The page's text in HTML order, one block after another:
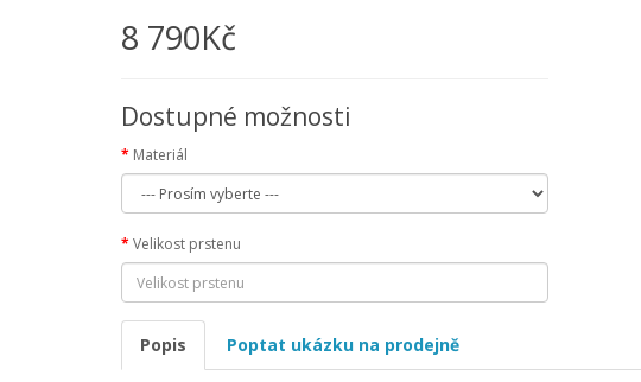
8 790Kč
Dostupné možnosti
Materiál
Velikost prstenu
Popis Poptat ukázku na prodejně